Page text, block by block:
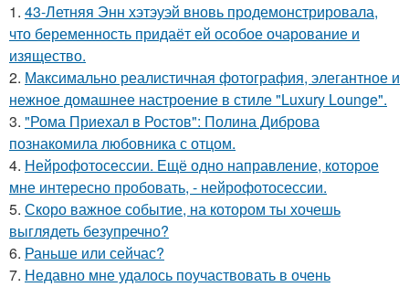
1. 43-Летняя Энн хэтэуэй вновь продемонстрировала,
что беременность придаёт ей особое очарование и
изящество.
2. Максимально реалистичная фотография, элегантное и
нежное домашнее настроение в стиле "Luxury Lounge".
3. "Рома Приехал в Ростов": Полина Диброва
познакомила любовника с отцом.
4. Нейрофотосессии. Ещё одно направление, которое
мне интересно пробовать, - нейрофотосессии.
5. Скоро важное событие, на котором ты хочешь
выглядеть безупречно?
6. Раньше или сейчас?
7. Недавно мне удалось поучаствовать в очень